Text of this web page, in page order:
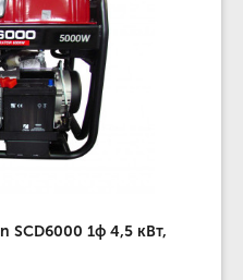
SCD6000 1ф 4,5 кВт,